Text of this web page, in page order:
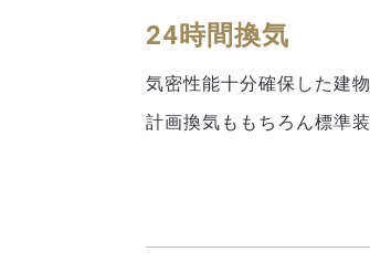
24時間換気
気密性能十分確保した建
計画換気ももちろん標準